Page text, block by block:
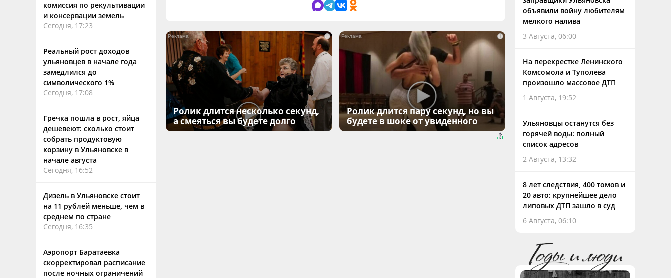
комиссия по рекультивации
и консервации земель
Сегодня, 17:23
Реальный рост доходов
ульяновцев в начале года
замедлился до
символического 1%
Сегодня, 17:08
Гречка пошла в рост, яйца
дешевеют: сколько стоит
собрать продуктовую
корзину в Ульяновске в
начале августа
Сегодня, 16:52
Дизель в Ульяновске стоит
на 11 рублей меньше, чем в
среднем по стране
Сегодня, 16:35
Аэропорт Баратаевка
скорректировал расписание
после ночных ограничений
i
Ролик длится несколько секунд,
а смеяться вы будете долго
i
Ролик длится пару секунд, но вы
будете в шоке от увиденного
объявили войну любителям
мелкого налива
3 Августа, 06:00
На перекрестке Ленинского
Комсомола и Туполева
произошло массовое ДТП
1 Августа, 19:52
Ульяновцы останутся без
горячей воды: полный
список адресов
2 Августа, 13:32
8 лет следствия, 400 томов и
20 авто: крупнейшее дело
липовых ДТП зашло в суд
6 Августа, 06:10